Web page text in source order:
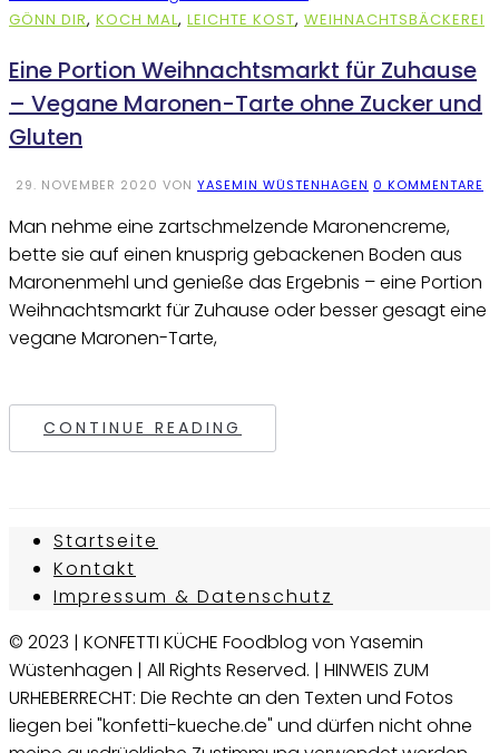
GÖNN DIR, KOCH MAL, LEICHTE KOST, WEIHNACHTSBÄCKEREI
Eine Portion Weihnachtsmarkt für Zuhause
– Vegane Maronen-Tarte ohne Zucker und
Gluten
29. NOVEMBER 2020 VON YASEMIN WÜSTENHAGEN 0 KOMMENTARE
Man nehme eine zartschmelzende Maronencreme,
bette sie auf einen knusprig gebackenen Boden aus
Maronenmehl und genieße das Ergebnis – eine Portion
Weihnachtsmarkt für Zuhause oder besser gesagt eine
vegane Maronen-Tarte,
CONTINUE READING
Startseite
Kontakt
Impressum & Datenschutz
© 2023 | KONFETTI KÜCHE Foodblog von Yasemin
Wüstenhagen | All Rights Reserved. | HINWEIS ZUM
URHEBERRECHT: Die Rechte an den Texten und Fotos
liegen bei "konfetti-kueche.de" und dürfen nicht ohne